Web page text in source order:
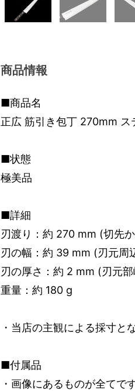
商品情報
■商品名
正広 筋引き包丁 270mm ス
■状態
極美品
■詳細
刃渡り：約 270 mm (切先
刃の幅：約 39 mm (刃元周
刃の厚さ：約 2 mm (刃元
重量：約 180 g
・当店の主観による採寸と
■付属品
・画像にあるものが全てです